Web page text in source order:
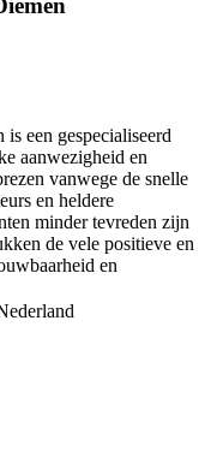
een gespecialiseerd
aanwezigheid en
vanwege de snelle
en heldere
minder tevreden zijn
de vele positieve en
en